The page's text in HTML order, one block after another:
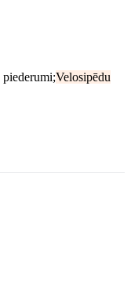
piederumi;Velosipēdu